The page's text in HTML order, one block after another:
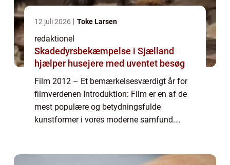
12 juli 2026 Toke Larsen
redaktionel
Skadedyrsbekæmpelse i Sjælland
hjælper husejere med uventet besøg
Film 2012 – Et bemærkelsesværdigt år for
filmverdenen Introduktion: Film er en af de
mest populære og betydningsfulde
kunstformer i vores moderne samfund.